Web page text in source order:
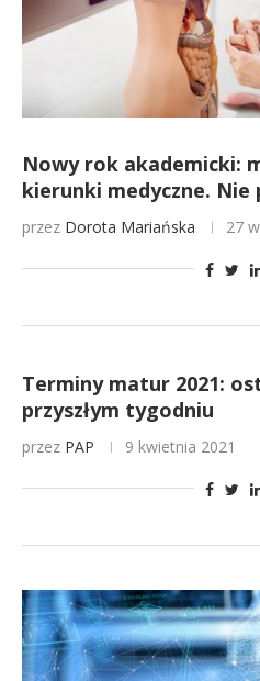
Nowy rok akademicki:
kierunki medyczne. Nie
przez Dorota Mariańska 27
Terminy matur 2021:
przyszłym tygodniu
przez PAP 9 kwietnia 2021